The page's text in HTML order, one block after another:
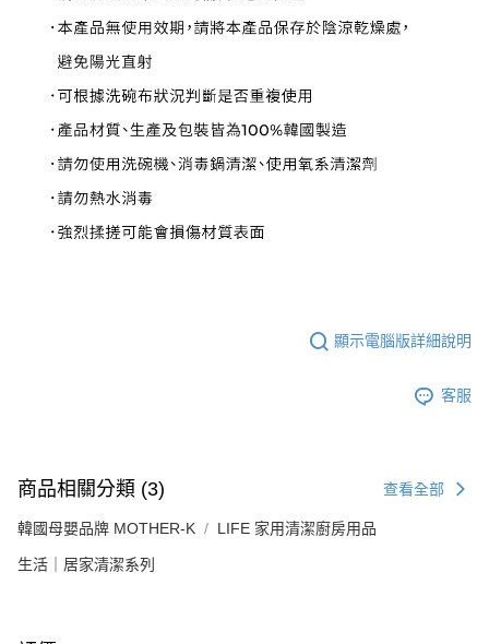
顯示電腦版詳細說明
客服
商品相關分類 (3) 查看全部
韓國母嬰品牌 MOTHER-K LIFE 家用清潔廚房用品
生活｜居家清潔系列